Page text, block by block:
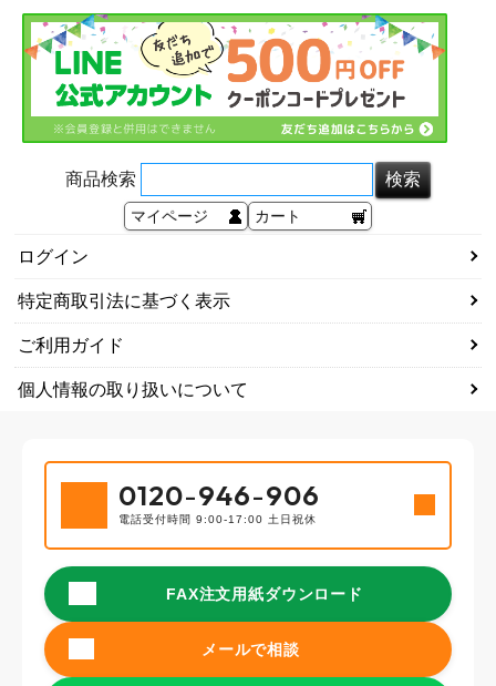
商品検索
マイページ カート
ログイン
特定商取引法に基づく表示
ご利用ガイド
個人情報の取り扱いについて
0120-946-906
電話受付時間 9:00-17:00 土日祝休
FAX注文用紙ダウンロード
メールで相談